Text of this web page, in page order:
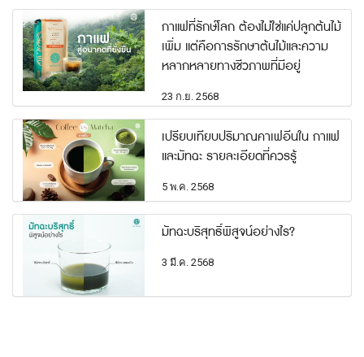
กาแฟที่รักษ์โลก ต้องไม่ใช่แค่ปลูกต้นไม้
เพิ่ม แต่คือการรักษาต้นไม้และความ
หลากหลายทางชีวภาพที่มีอยู่
23 ก.ย. 2568
เปรียบเทียบปริมาณคาเฟอีนใน กาแฟ
และมัทฉะ รายละเอียดที่ควรรู้
5 พ.ค. 2568
มัทฉะบริสุทธิ์พิสูจน์อย่างไร?
3 มี.ค. 2568